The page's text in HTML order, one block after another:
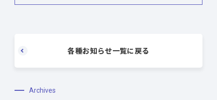
各種お知らせ一覧に戻る
Archives